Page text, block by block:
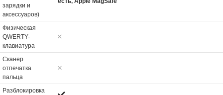
зарядки и
аксессуаров)
Физическая
QWERTY-
клавиатура
Сканер
отпечатка
пальца
Разблокировка